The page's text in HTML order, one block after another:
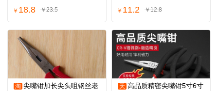
尖嘴钳子套装
￥ 18.8 ￥23.5
五金工具平口
￥ 11.2 ￥12.8
淘 尖嘴钳加长尖头咀钢丝老
天 高品质精密尖嘴钳5寸6寸